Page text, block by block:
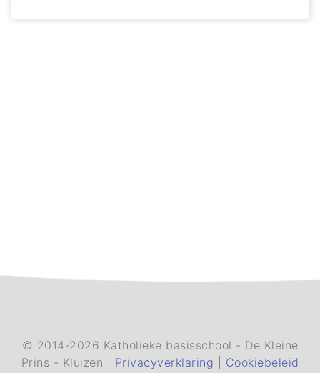
© 2014-2026 Katholieke basisschool - De Kleine
Prins - Kluizen | Privacyverklaring
Cookiebeleid